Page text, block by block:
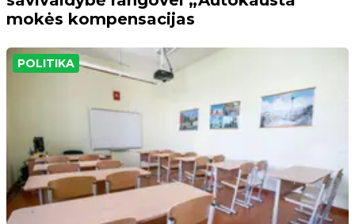
mokės kompensacijas
POLITIKA